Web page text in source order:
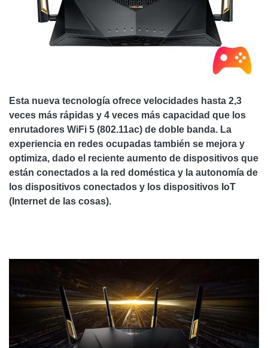
Esta nueva tecnología ofrece velocidades hasta 2,3
veces más rápidas y 4 veces más capacidad que los
enrutadores WiFi 5 (802.11ac) de doble banda. La
experiencia en redes ocupadas también se mejora y
optimiza, dado el reciente aumento de dispositivos que
están conectados a la red doméstica y la autonomía de
los dispositivos conectados y los dispositivos IoT
(Internet de las cosas).